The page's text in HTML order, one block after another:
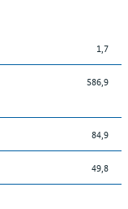
1,7
586,9
84,9
49,8